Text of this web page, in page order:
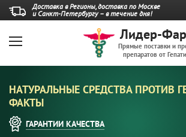
Доставка в Регионы, доставка по Москве
и Санкт-Петербургу – в течение дня!
Лидер-
Прямые поставки и
препаратов от
НАТУРАЛЬНЫЕ СРЕДСТВА ПРОТИВ
ФАКТЫ
ГАРАНТИИ КАЧЕСТВА